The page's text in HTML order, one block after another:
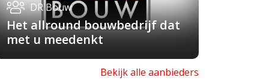
DR Bouw
Het allround bouwbedrijf dat
met u meedenkt
Bekijk alle aanbieders